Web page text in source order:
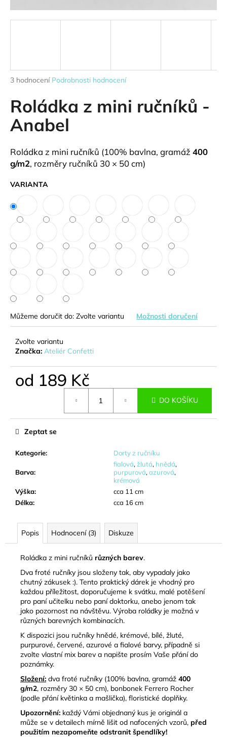
Průměrné
produktu
je
4,0
z
hvězdiček.
3 hodnocení Podrobnosti hodnocení
Roládka z mini ručníků -
Anabel
Roládka z mini ručníků (100% bavlna, gramáž 400
g/m2, rozměry ručníků 30 × 50 cm)
VARIANTA
Můžeme doručit do: Zvolte variantu Možnosti doručení
Zvolte variantu
Značka: Ateliér Confetti
od 189 Kč
DO KOŠÍKU
Kategorie: Dorty z ručníku
Barva:
fialová, žlutá, hnědá,
purpurová, azurová,
krémová
Výška:
cca 11 cm
Délka: cca 16 cm
Zeptat se
Popis Hodnocení (3) Diskuze
Roládka z mini ručníků různých barev.
Dva froté ručníky jsou složeny tak, aby vypadaly jako
chutný zákusek :). Tento praktický dárek je vhodný pro
každou příležitost, doporučujeme k svátku, malé potěšení
pro paní učitelku nebo paní doktorku, anebo jenom tak
jako pozornost na návštěvu. Výroba roládky je možná v
různých barevných kombinacích.
K dispozici jsou ručníky hnědé, krémové, bílé, žluté,
purpurové, červené, azurové a fialové barvy, případně si
zvolte vlastní mix barev a napište prosím Vaše přání do
poznámky.
Složení: dva froté ručníky (100% bavlna, gramáž 400
g/m2, rozměry 30 × 50 cm), bonbonek Ferrero Rocher
(podle přání květinka a mašlička), floristické doplňky.
Upozornění: každý Vámi objednaný kus je originál a
může se v detailech mírně lišit od nafocených vzorů, před
použitím nezapomeňte odstranit špendlíky!
a
HLEDAT
D
o
p
r
č
u
j
e
m
e
KYTICE
EMILY